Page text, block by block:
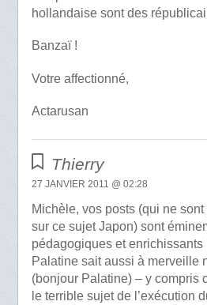
hollandaise sont des
Banzaï !
Votre affectionné,
Actarusan
Thierry
27 JANVIER 2011 @ 02:28
Michèle, vos posts (qui ne
sur ce sujet Japon) sont
pédagogiques et enrichissants
Palatine sait aussi à merveille
(bonjour Palatine) – y compris
le terrible sujet de l’exécution